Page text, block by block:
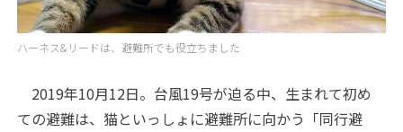
ハーネス&リードは、避難所でも役立ちました
2019年10月12日。台風19号が迫る中、生まれて初め
ての避難は、猫といっしょに避難所に向かう「同行避